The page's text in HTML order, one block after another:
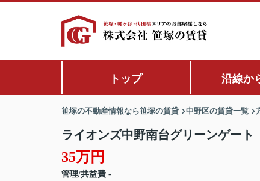
トップ 沿線か
笹塚の不動産情報なら笹塚の賃貸 中野区の賃貸一覧
ライオンズ中野南台グリーンゲート
35万円
管理/共益費 -